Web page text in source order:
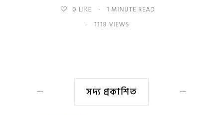
0 LIKE
1 MINUTE READ
1118 VIEWS
সদ্য প্রকাশিত